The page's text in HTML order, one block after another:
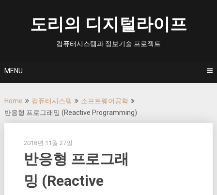
도리의 디지털라이프
컴퓨터시스템과 정보기술 프로젝트
MENU
Home 컴퓨터시스템
소프트웨어공학
반응형 프로그래밍 (Reactive Programming)
2018년 11월 27일
반응형 프로그래
밍 (Reactive